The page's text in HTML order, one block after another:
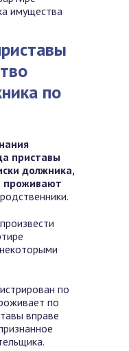
по
приставы
должника,
проживают
по
по
вправе